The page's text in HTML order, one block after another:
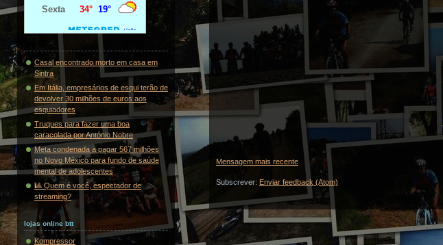
Casal encontrado morto em casa em
Sintra
Em Itália, empresários de esqui terão de
devolver 30 milhões de euros aos
esquiadores
Truques para fazer uma boa
caracolada por António Nobre
Meta condenada a pagar 567 milhões
no Novo México para fundo de saúde
mental de adolescentes
🎱 Quem é você, espectador de
streaming?
lojas online btt
Kompressor
Mensagem mais recente
Subscrever: Enviar feedback (Atom)